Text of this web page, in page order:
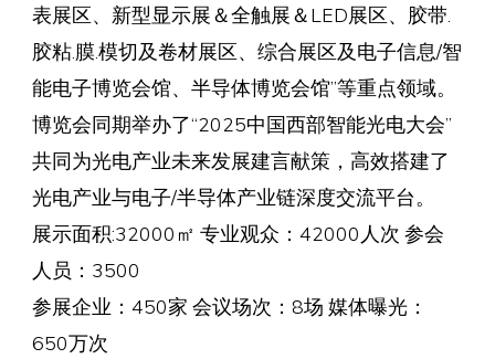
表展区、新型显示展＆全触展＆LED展区、胶带.
胶粘.膜.模切及卷材展区、综合展区及电子信息/智
能电子博览会馆、半导体博览会馆”等重点领域。
博览会同期举办了“2025中国西部智能光电大会”
共同为光电产业未来发展建言献策，高效搭建了
光电产业与电子/半导体产业链深度交流平台。
展示面积:32000㎡ 专业观众：42000人次 参会
人员：3500
参展企业：450家 会议场次：8场 媒体曝光：
650万次